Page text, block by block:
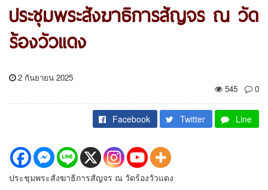
ประชุมพระสังฆาธิการสัญจร ณ วัด
ร้องวัวแดง
2 กันยายน 2025
545
0
Facebook Twitter Line
ประชุมพระสังฆาธิการสัญจร ณ วัดร้องวัวแดง